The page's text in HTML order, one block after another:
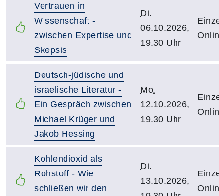
Vertrauen in
Wissenschaft -
zwischen Expertise und
Skepsis
Di.
06.10.2026,
19.30 Uhr
Deutsch-jüdische und
israelische Literatur -
Ein Gespräch zwischen
Michael Krüger und
Jakob Hessing
Mo.
12.10.2026,
19.30 Uhr
Kohlendioxid als
Rohstoff - Wie
schließen wir den
Di.
13.10.2026,